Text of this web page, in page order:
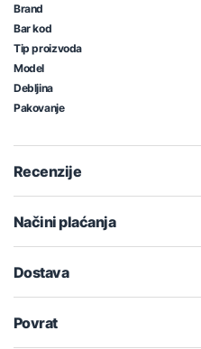
Brand
Bar kod
Tip proizvoda
Model
Debljina
Pakovanje
Recenzije
Načini plaćanja
Dostava
Povrat